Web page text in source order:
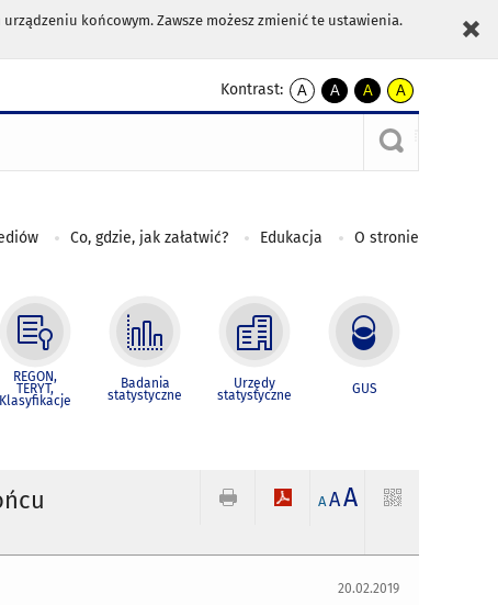
końcowym. Zawsze możesz zmienić te ustawienia.
Kontrast:
A
kontrast
A
kontrast
czarnym
A
kontrast
żółty
tekst
czarnym
A
kontrast
czarny
tekst
żółtym
Co, gdzie, jak załatwić? Edukacja O stronie
REGON,
TERYT,
Klasyfikacje
Badania
statystyczne
Urzędy
statystyczne GUS
A AA
20.02.2019